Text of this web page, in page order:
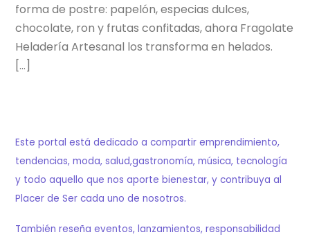
forma de postre: papelón, especias dulces,
chocolate, ron y frutas confitadas, ahora Fragolate
Heladería Artesanal los transforma en helados.
[…]
Este portal está dedicado a compartir emprendimiento,
tendencias, moda, salud,gastronomía, música, tecnología
y todo aquello que nos aporte bienestar, y contribuya al
Placer de Ser cada uno de nosotros.
También reseña eventos, lanzamientos, responsabilidad